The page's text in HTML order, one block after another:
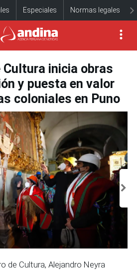
Especiales Normas legales
Cultura inicia obras
y puesta en valor
coloniales en Puno
de Cultura, Alejandro Neyra